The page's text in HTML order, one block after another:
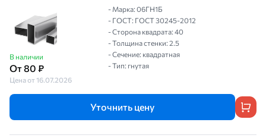
В наличии
От 80 ₽
Цена от 16.07.2026
- Марка: 06ГН1Б
- ГОСТ: ГОСТ 30245-2012
- Сторона квадрата: 40
- Толщина стенки: 2.5
- Сечение: квадратная
- Тип: гнутая
Уточнить цену